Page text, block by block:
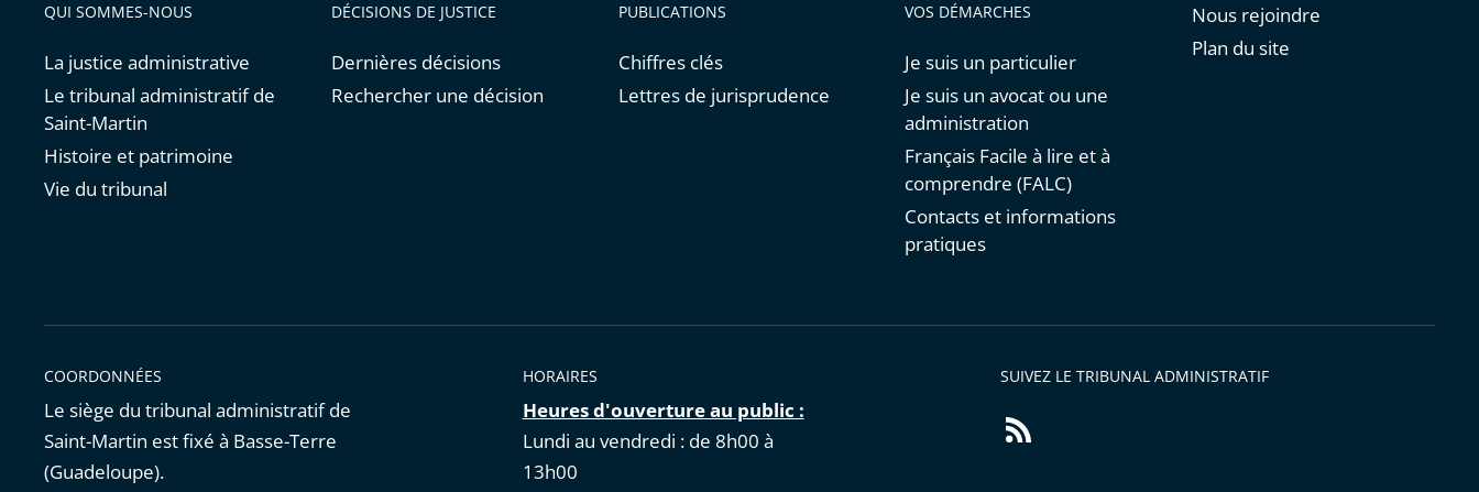
QUI SOMMES-NOUS
La justice administrative
Le tribunal administratif de
Saint-Martin
Histoire et patrimoine
Vie du tribunal
DÉCISIONS DE JUSTICE
Dernières décisions
Rechercher une décision
PUBLICATIONS
Chiffres clés
Lettres de jurisprudence
VOS DÉMARCHES
Je suis un particulier
Je suis un avocat ou une
administration
Français Facile à lire et à
comprendre (FALC)
Contacts et informations
pratiques
Nous rejoindre
Plan du site
COORDONNÉES
Le siège du tribunal administratif de
Saint-Martin est fixé à Basse-Terre
(Guadeloupe).
HORAIRES
Heures d'ouverture au public :
Lundi au vendredi : de 8h00 à
13h00
SUIVEZ LE TRIBUNAL ADMINISTRATIF
Flux
RSS